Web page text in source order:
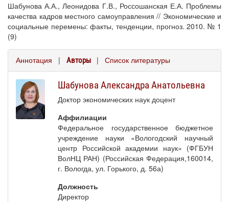
Шабунова А.А., Леонидова Г.В., Россошанская Е.А. Проблемы
качества кадров местного самоуправления // Экономические и
социальные перемены: факты, тенденции, прогноз. 2010. № 1
(9)
Аннотация | Авторы | Список литературы
Шабунова Александра Анатольевна
Доктор экономических наук доцент
Аффилиации
Федеральное государственное бюджетное
учреждение науки «Вологодский научный
центр Российской академии наук» (ФГБУН
ВолНЦ РАН) (Российская Федерация,160014,
г. Вологда, ул. Горького, д. 56а)
Должность
Директор